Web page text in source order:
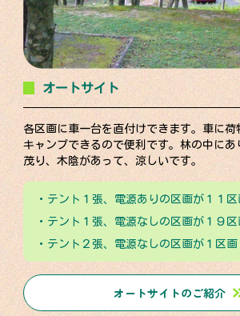
オートサイト
各区画に車一台を直付けできます。車に荷
キャンプできるので便利です。林の中にあ
茂り、木陰があって、涼しいです。
・テント１張、電源ありの区画が１１区
・テント１張、電源なしの区画が１９区
・テント２張、電源なしの区画が１区画
オートサイトのご紹介